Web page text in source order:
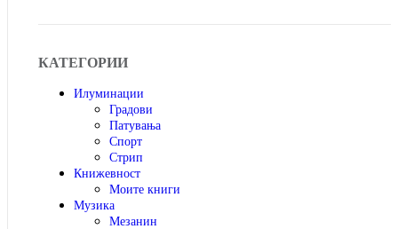
КАТЕГОРИИ
Илуминации
Градови
Патувања
Спорт
Стрип
Книжевност
Моите книги
Музика
Мезанин